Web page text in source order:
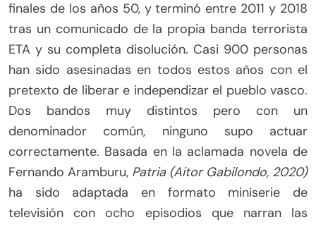
finales de los años 50, y terminó entre 2011 y 2018
tras un comunicado de la propia banda terrorista
ETA y su completa disolución. Casi 900 personas
han sido asesinadas en todos estos años con el
pretexto de liberar e independizar el pueblo vasco.
Dos bandos muy distintos pero con un
denominador común, ninguno supo actuar
correctamente. Basada en la aclamada novela de
Fernando Aramburu, Patria (Aitor Gabilondo, 2020)
ha sido adaptada en formato miniserie de
televisión con ocho episodios que narran las